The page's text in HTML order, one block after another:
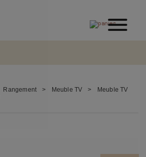
Rangement > Meuble TV >
Meuble TV